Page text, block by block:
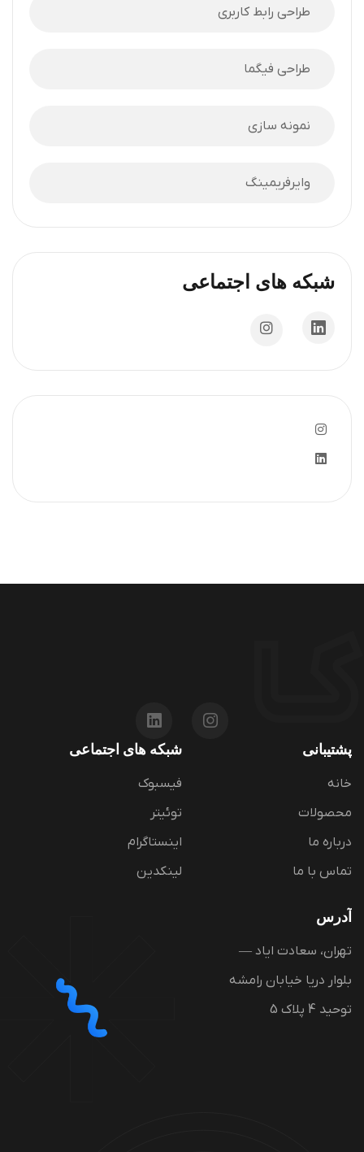
طراحی رابط کاربری
طراحی فیگما
نمونه سازی
وایرفریمینگ
شبکه های اجتماعی
پشتیبانی
خانه
محصولات
درباره ما
تماس با ما
شبکه های اجتماعی
فیسبوک
توئیتر
اینستاگرام
لینکدین
آدرس
تهران، سعادت ایاد —
بلوار دریا خیابان رامشه
توحید 4 پلاک 5